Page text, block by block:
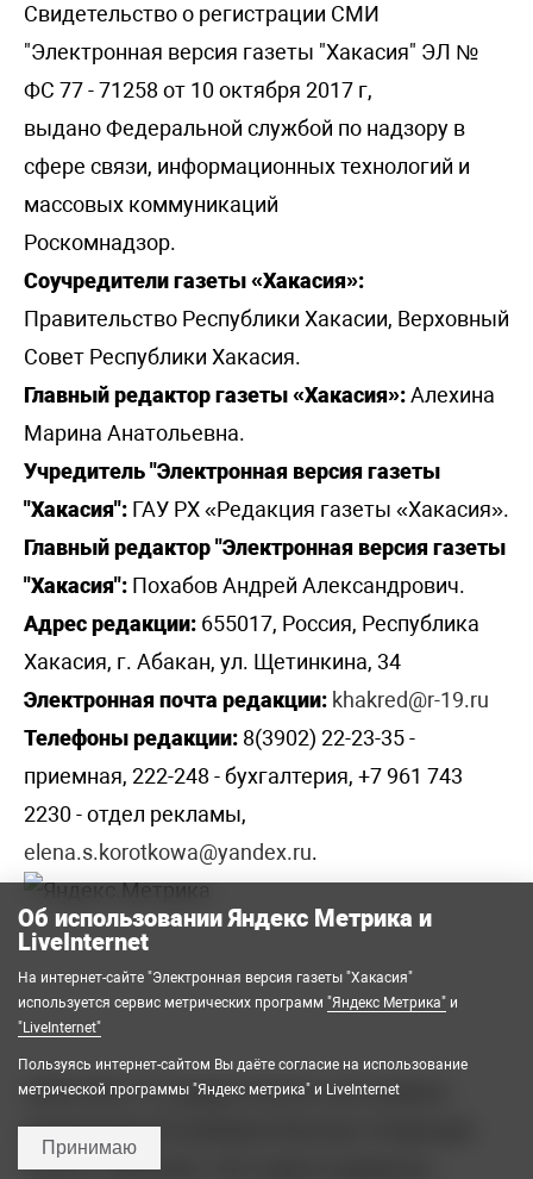
Свидетельство о регистрации СМИ
"Электронная версия газеты "Хакасия" ЭЛ №
ФС 77 - 71258 от 10 октября 2017 г,
выдано Федеральной службой по надзору в
сфере связи, информационных технологий и
массовых коммуникаций
Роскомнадзор.
Соучредители газеты «Хакасия»:
Правительство Республики Хакасии, Верховный
Совет Республики Хакасия.
Главный редактор газеты «Хакасия»:Алехина
Марина Анатольевна.
Учредитель "Электронная версия газеты
"Хакасия": ГАУ РХ «Редакция газеты «Хакасия».
Главный редактор "Электронная версия газеты
"Хакасия": Похабов Андрей Александрович.
Адрес редакции: 655017, Россия, Республика
Хакасия, г. Абакан, ул. Щетинкина, 34
Электронная почта редакции: khakred@r-19.ru
Телефоны редакции: 8(3902) 22-23-35 -
приемная, 222-248 - бухгалтерия, +7 961 743
2230 - отдел рекламы,
elena.s.korotkowa@yandex.ru.
2008-2026 © Государственное автономное
учреждение Республики Хакасия «Редакция
газеты «Хакасия». Все права защищены.
Об использовании Яндекс Метрика и
LiveInternet
На интернет-сайте "Электронная версия газеты "Хакасия"
используется сервис метрических программ "Яндекс Метрика" и
"LiveInternet"
Пользуясь интернет-сайтом Вы даёте согласие на использование
метрической программы "Яндекс метрика" и LiveInternet
Принимаю